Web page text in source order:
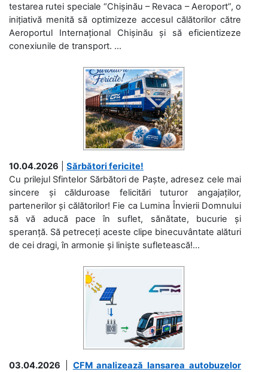
testarea rutei speciale “Chișinău – Revaca – Aeroport”, o
inițiativă menită să optimizeze accesul călătorilor către
Aeroportul Internațional Chișinău și să eficientizeze
conexiunile de transport. ...
10.04.2026
Sărbători fericite!
Cu prilejul Sfintelor Sărbători de Paște, adresez cele mai
sincere și călduroase felicitări tuturor angajaților,
partenerilor și călătorilor! Fie ca Lumina Învierii Domnului
să vă aducă pace în suflet, sănătate, bucurie și
speranță. Să petreceți aceste clipe binecuvântate alături
de cei dragi, în armonie și liniște sufletească!...
03.04.2026
CFM analizează lansarea autobuzelor